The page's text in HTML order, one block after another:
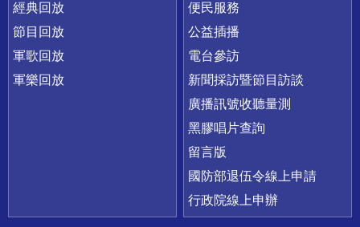
經典回放
節目回放
軍歌回放
軍樂回放
便民服務
公益插播
電台參訪
新聞採訪暨節目訪談
廣播訊號收聽量測
黑膠唱片查詢
留言版
國防部退伍令線上申請
行政院線上申辦